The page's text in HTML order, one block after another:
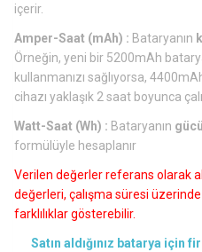
içerir.
Amper-Saat (mAh) : Bataryanın
Örneğin, yeni bir 5200mAh
kullanmanızı sağlıyorsa,
cihazı yaklaşık 2 saat boyunca
Watt-Saat (Wh) : Bataryanın
formülüyle hesaplanır
Verilen değerler referans olarak
değerleri, çalışma süresi
farklılıklar gösterebilir.
Satın aldığınız batarya için